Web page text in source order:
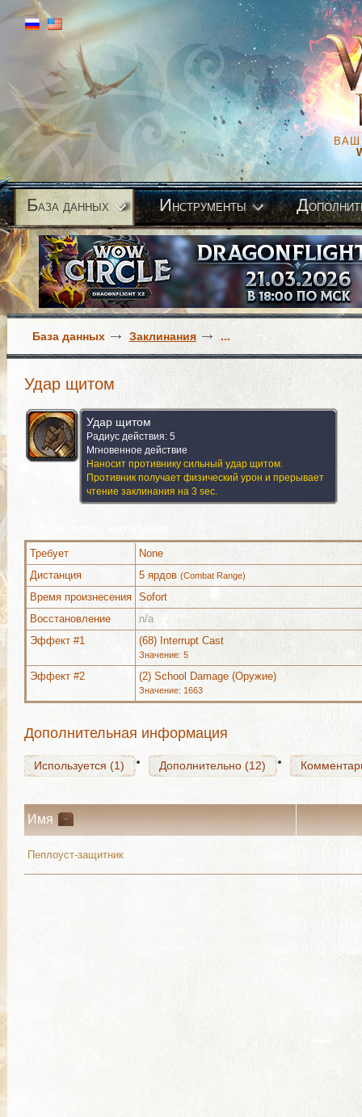
ВАШ
База данных Инструменты Д
База данных Заклинания ...
Удар щитом
Удар щитом
Радиус действия: 5
Мгновенное действие
Наносит противнику сильный удар щитом.
Противник получает физический урон и прерывает
чтение заклинания на 3 sec.
Требует
None
Дистанция
5 ярдов (Combat Range)
Время произнесения Sofort
Восстановление
n/a
Эффект #1
(68) Interrupt Cast
Значение: 5
Эффект #2 (2) School Damage (Оружие)
Значение: 1663
Дополнительная информация
Используется (1) Дополнительно (12)
Используется (1) Дополнительно (12)
Используется (1) Дополнительно (12)
Имя
Пеплоуст-защитник